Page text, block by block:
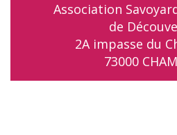
Association
de
2A impasse du
73000